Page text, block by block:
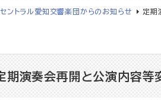
セントラル愛知交響楽団からのお知らせ 定期
期演奏会再開と公演内容等